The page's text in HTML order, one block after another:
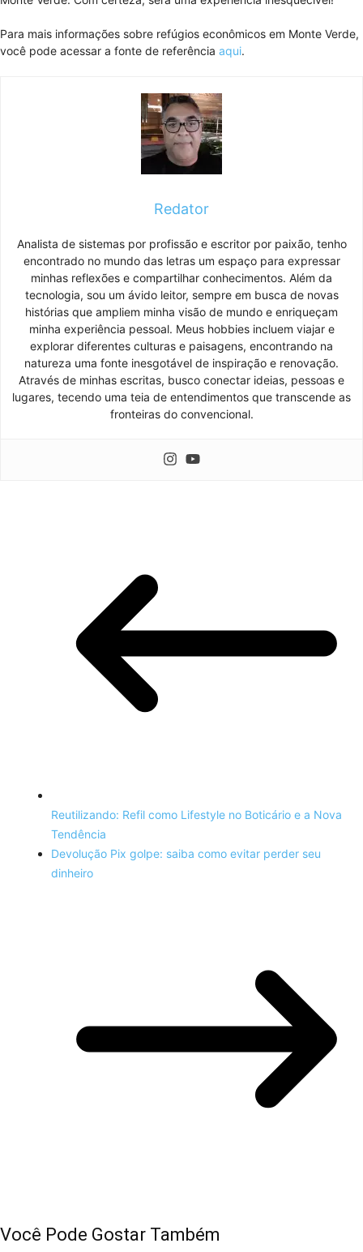
Para mais informações sobre refúgios econômicos em Monte Verde,
você pode acessar a fonte de referência aqui.
Redator
Analista de sistemas por profissão e escritor por paixão, tenho
encontrado no mundo das letras um espaço para expressar
minhas reflexões e compartilhar conhecimentos. Além da
tecnologia, sou um ávido leitor, sempre em busca de novas
histórias que ampliem minha visão de mundo e enriqueçam
minha experiência pessoal. Meus hobbies incluem viajar e
explorar diferentes culturas e paisagens, encontrando na
natureza uma fonte inesgotável de inspiração e renovação.
Através de minhas escritas, busco conectar ideias, pessoas e
lugares, tecendo uma teia de entendimentos que transcende as
fronteiras do convencional.
Reutilizando: Refil como Lifestyle no Boticário e a Nova
Tendência
Devolução Pix golpe: saiba como evitar perder seu
dinheiro
Você Pode Gostar Também